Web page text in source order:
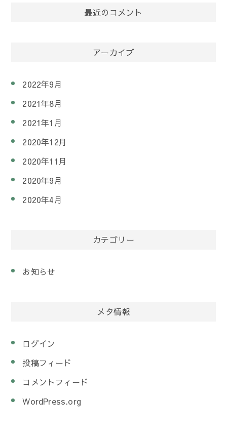
最近のコメント
アーカイブ
2022年9月
2021年8月
2021年1月
2020年12月
2020年11月
2020年9月
2020年4月
カテゴリー
お知らせ
メタ情報
ログイン
投稿フィード
コメントフィード
WordPress.org